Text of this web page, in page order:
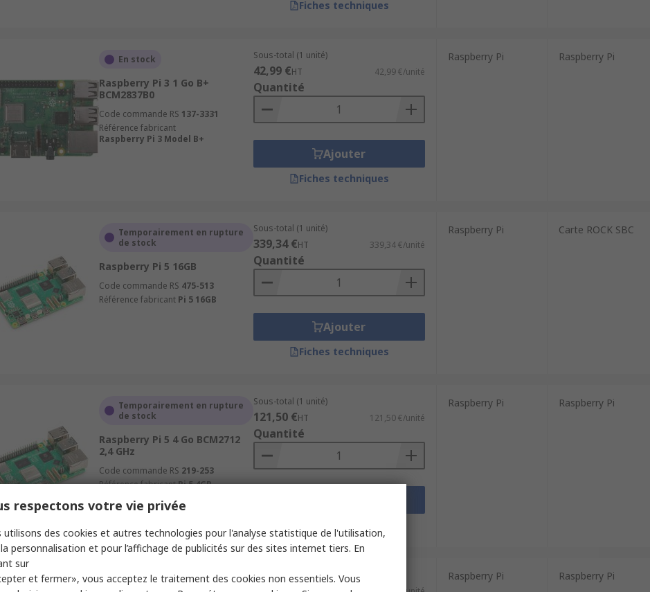
Fiches techniques
En stock
Raspberry Pi 3 1 Go B+
BCM2837B0
Code commande RS 137-3331
Référence fabricant
Raspberry Pi 3 Model B+
Sous-total (1 unité)
42,99 €HT 42,99 €/unité
Quantité
Ajouter
Fiches techniques
Raspberry Pi Raspberry Pi
Temporairement en rupture
de stock
Raspberry Pi 5 16GB
Code commande RS 475-513
Référence fabricant Pi 5 16GB
Sous-total (1 unité)
339,34 €HT 339,34 €/unité
Quantité
Ajouter
Fiches techniques
Raspberry Pi Carte ROCK SBC
Temporairement en rupture
de stock
Raspberry Pi 5 4 Go BCM2712
2,4 GHz
Code commande RS 219-253
Référence fabricantPi 5 4GB
Sous-total (1 unité)
121,50 €HT 121,50 €/unité
Quantité
Raspberry Pi Raspberry Pi
Temporairement en rupture
de stock
Sous-total (1 unité) Raspberry Pi Raspberry Pi
respectons votre vie privée
utilisons des cookies et autres technologies pour l'analyse statistique de l'utilisation,
personnalisation et pour l’affichage de publicités sur des sites internet tiers. En
sur
et fermer», vous acceptez le traitement des cookies non essentiels. Vous